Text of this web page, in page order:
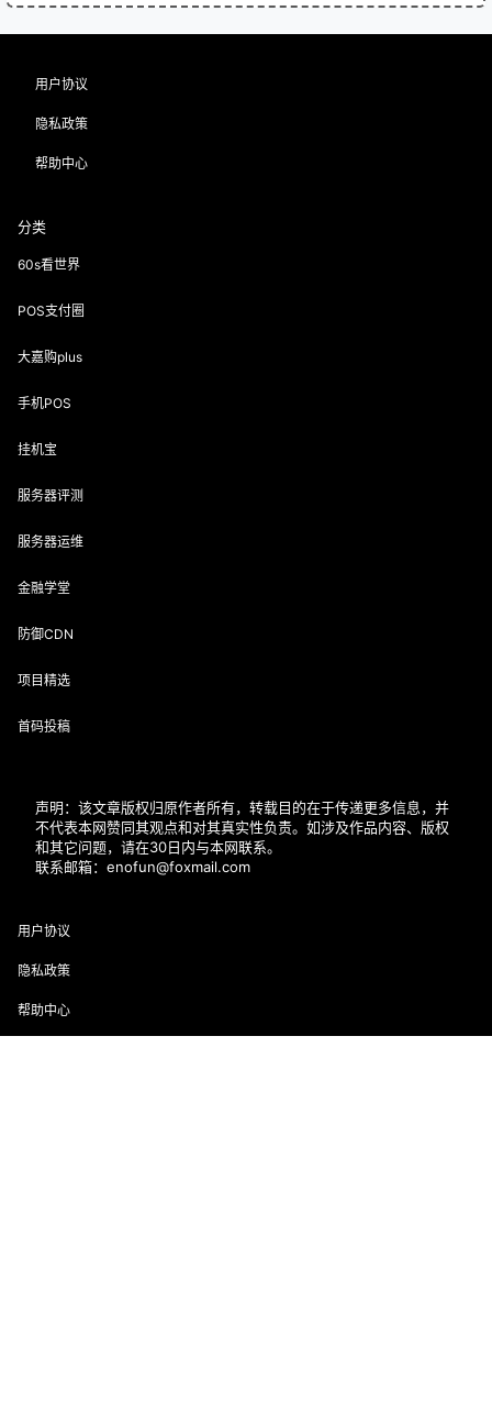
用户协议
隐私政策
帮助中心
分类
60s看世界
POS支付圈
大嘉购plus
手机POS
挂机宝
服务器评测
服务器运维
金融学堂
防御CDN
项目精选
首码投稿
声明：该文章版权归原作者所有，转载目的在于传递更多信息，并
不代表本网赞同其观点和对其真实性负责。如涉及作品内容、版权
和其它问题，请在30日内与本网联系。
联系邮箱：enofun@foxmail.com
用户协议
隐私政策
帮助中心